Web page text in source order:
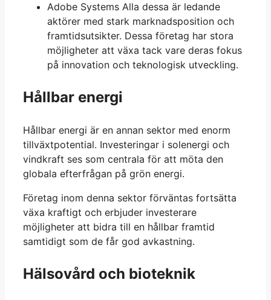
Adobe Systems Alla dessa är ledande
aktörer med stark marknadsposition och
framtidsutsikter. Dessa företag har stora
möjligheter att växa tack vare deras fokus
på innovation och teknologisk utveckling.
Hållbar energi
Hållbar energi är en annan sektor med enorm
tillväxtpotential. Investeringar i solenergi och
vindkraft ses som centrala för att möta den
globala efterfrågan på grön energi.
Företag inom denna sektor förväntas fortsätta
växa kraftigt och erbjuder investerare
möjligheter att bidra till en hållbar framtid
samtidigt som de får god avkastning.
Hälsovård och bioteknik